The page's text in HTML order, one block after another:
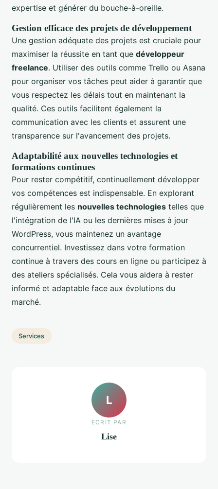
expertise et générer du bouche-à-oreille.
Gestion efficace des projets de développement
Une gestion adéquate des projets est cruciale pour
maximiser la réussite en tant que développeur
freelance. Utiliser des outils comme Trello ou Asana
pour organiser vos tâches peut aider à garantir que
vous respectez les délais tout en maintenant la
qualité. Ces outils facilitent également la
communication avec les clients et assurent une
transparence sur l'avancement des projets.
Adaptabilité aux nouvelles technologies et
formations continues
Pour rester compétitif, continuellement développer
vos compétences est indispensable. En explorant
régulièrement les nouvelles technologies telles que
l'intégration de l'IA ou les dernières mises à jour
WordPress, vous maintenez un avantage
concurrentiel. Investissez dans votre formation
continue à travers des cours en ligne ou participez à
des ateliers spécialisés. Cela vous aidera à rester
informé et adaptable face aux évolutions du
marché.
Services
L
ECRIT PAR
Lise